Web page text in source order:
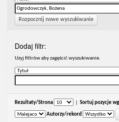
Rozpocznij nowe wyszukiwanie
Dodaj filtr:
Uzyj filtrów aby zagęścić wyszukiwanie.
Rezultaty/Strona Sortuj pozycje wg
Autorzy/rekord